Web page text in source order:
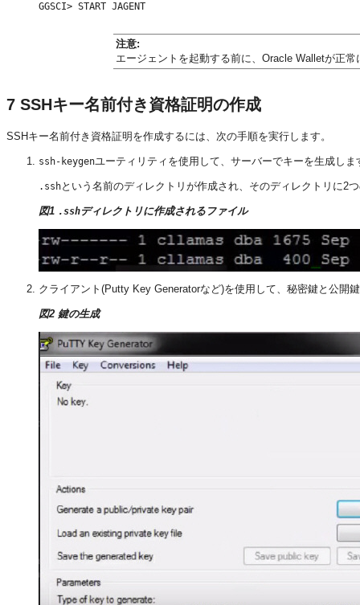
注意:
エージェントを起動する前に、Oracle Walletが正
7 SSHキー名前付き資格証明の作成
SSHキー名前付き資格証明を作成するには、次の手順を実行します。
ssh-keygenユーティリティを使用して、サーバーでキーを生成しま
.sshという名前のディレクトリが作成され、そのディレクトリに2
図1 .sshディレクトリに作成されるファイル
クライアント(Putty Key Generatorなど)を使用して、秘密鍵と公開
図2 鍵の生成